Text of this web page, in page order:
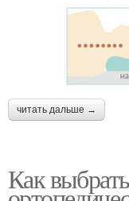
читать дальше →
Как